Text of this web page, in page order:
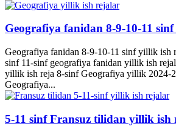
Geografiya fanidan 8-9-10-11
Geografiya fanidan 8-9-10-11 sinf yillik ish
sinf 11-sinf geografiya fanidan yillik ish
yillik ish reja 8-sinf Geografiya yillik 2024-
Geografiya...
5-11 sinf Fransuz tilidan yillik ish